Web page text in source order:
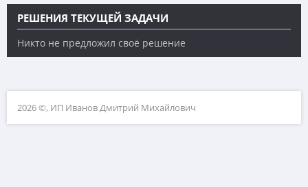
РЕШЕНИЯ ТЕКУЩЕЙ ЗАДАЧИ
Никто не предложил своё решение
2026 ©, ИП Иванов Дмитрий Михайлович